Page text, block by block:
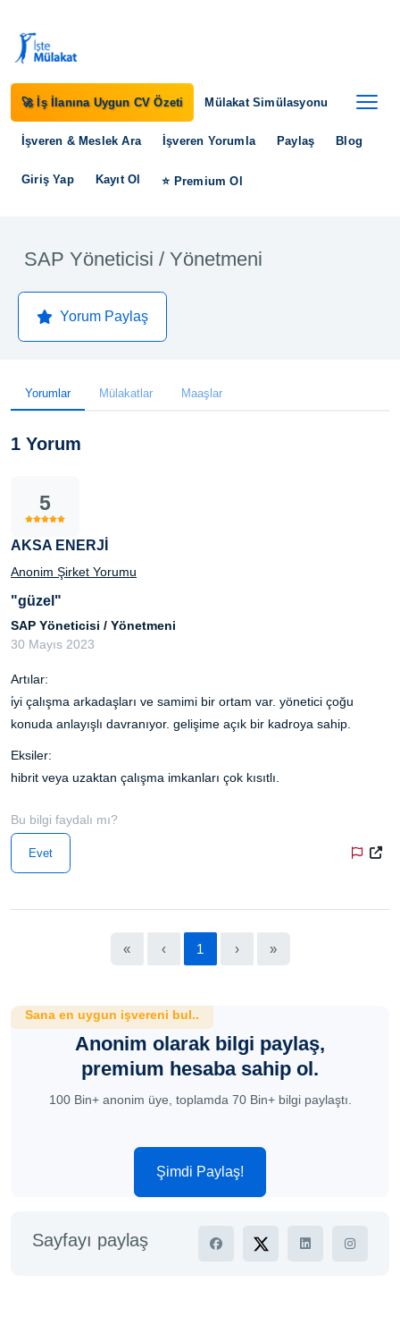
🚀 İş İlanına Uygun CV Özeti Mülakat Simülasyonu
İşveren & Meslek Ara İşveren Yorumla Paylaş Blog
Giriş Yap Kayıt Ol ⭐ Premium Ol
SAP Yöneticisi / Yönetmeni
Yorum Paylaş
Yorumlar Mülakatlar Maaşlar
1 Yorum
5
AKSA ENERJİ
Anonim Şirket Yorumu
"güzel"
SAP Yöneticisi / Yönetmeni
30 Mayıs 2023
Artılar:
i̇yi çalışma arkadaşları ve samimi bir ortam var. yönetici çoğu
konuda anlayışlı davranıyor. gelişime açık bir kadroya sahip.
Eksiler:
hibrit veya uzaktan çalışma imkanları çok kısıtlı.
Bu bilgi faydalı mı?
Evet
« ‹ 1 › »
Sana en uygun işvereni bul..
Anonim olarak bilgi paylaş,
premium hesaba sahip ol.
100 Bin+ anonim üye, toplamda 70 Bin+ bilgi paylaştı.
Şimdi Paylaş!
Sayfayı paylaş